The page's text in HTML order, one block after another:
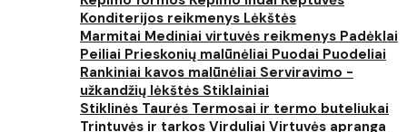
Konditerijos reikmenys Lėkštės
Marmitai Mediniai virtuvės reikmenys Padėklai
Peiliai Prieskonių malūnėliai Puodai Puodeliai
Rankiniai kavos malūnėliai Serviravimo -
užkandžių lėkštės Stiklainiai
Stiklinės Taurės Termosai ir termo buteliukai
Trintuvės ir tarkos Virduliai Virtuvės apranga